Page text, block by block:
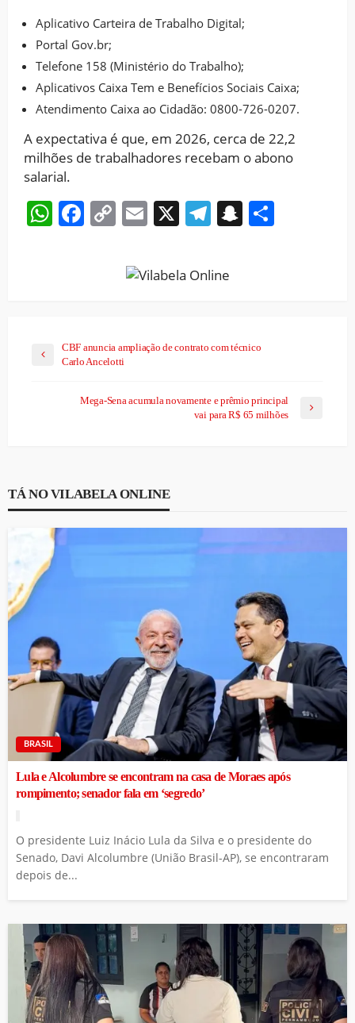
Aplicativo Carteira de Trabalho Digital;
Portal Gov.br;
Telefone 158 (Ministério do Trabalho);
Aplicativos Caixa Tem e Benefícios Sociais Caixa;
Atendimento Caixa ao Cidadão: 0800-726-0207.
A expectativa é que, em 2026, cerca de 22,2
milhões de trabalhadores recebam o abono
salarial.
WhatsApp
Facebook
CopyEmail
X Telegram
Snapchat
CBF anuncia ampliação de contrato com técnico
Carlo Ancelotti
Mega-Sena acumula novamente e prêmio principal
vai para R$ 65 milhões
TÁ NO VILABELA ONLINE
BRASIL
Lula e Alcolumbre se encontram na casa de Moraes após
rompimento; senador fala em ‘segredo’
O presidente Luiz Inácio Lula da Silva e o presidente do
Senado, Davi Alcolumbre (União Brasil-AP), se encontraram
depois de...